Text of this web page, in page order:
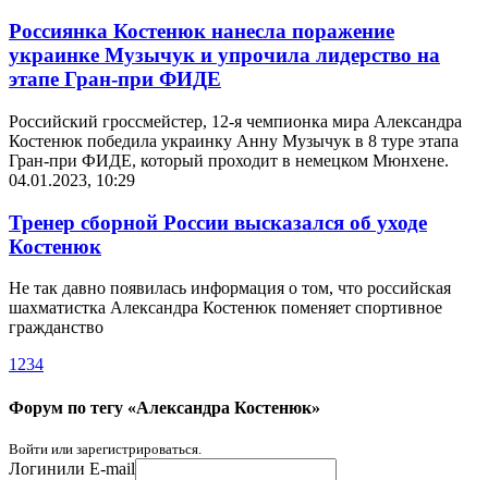
Россиянка Костенюк нанесла поражение
украинке Музычук и упрочила лидерство на
этапе Гран-при ФИДЕ
Российский гроссмейстер, 12-я чемпионка мира Александра
Костенюк победила украинку Анну Музычук в 8 туре этапа
Гран-при ФИДЕ, который проходит в немецком Мюнхене.
04.01.2023, 10:29
Тренер сборной России высказался об уходе
Костенюк
Не так давно появилась информация о том, что российская
шахматистка Александра Костенюк поменяет спортивное
гражданство
1 234
Форум по тегу «Александра Костенюк»
Войти или зарегистрироваться.
Логинили E-mail